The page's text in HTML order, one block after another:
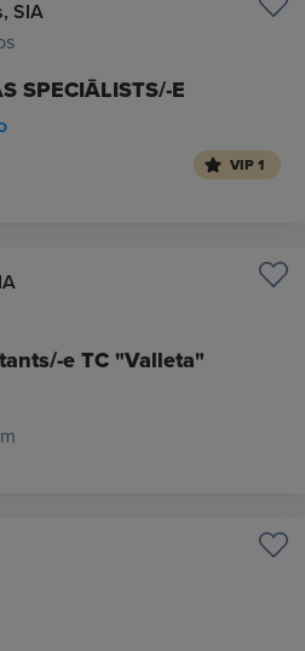
SIA
SPECIĀLISTS/-E
VIP 1
e TC "Valleta"